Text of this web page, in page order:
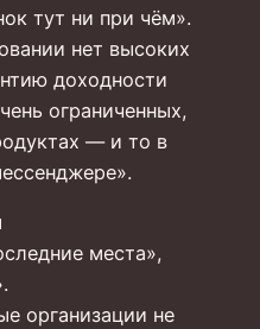
тут ни при чём».
нет высоких
доходности
ограниченных,
— и то в
места»,
организации не